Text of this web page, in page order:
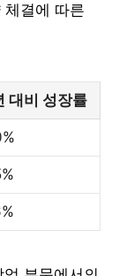
체결에 따른
대비 성장률